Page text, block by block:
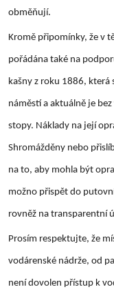
obměňují.
Kromě připomínky, že v
pořádána také na
kašny z roku 1886, která
náměstí a aktuálně je
stopy. Náklady na její
Shromážděny nebo
na to, aby mohla být
možno přispět do
rovněž na transparentní
Prosím respektujte, že
vodárenské nádrže, od
není dovolen přístup k